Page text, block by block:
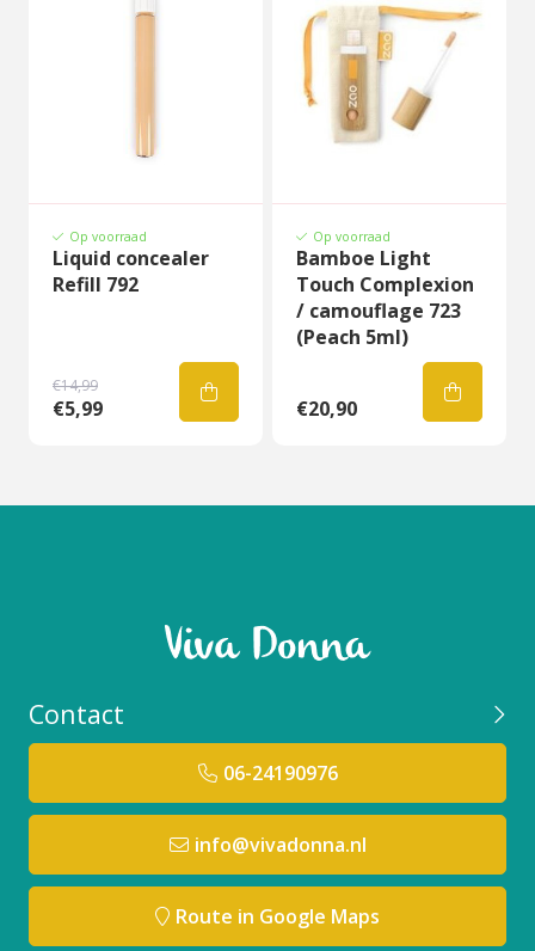
Op voorraad
Liquid concealer
Refill 792
€14,99
€5,99
Op voorraad
Bamboe Light
Touch Complexion
/ camouflage 723
(Peach 5ml)
€20,90
Contact
06-24190976
info@vivadonna.nl
Route in Google Maps